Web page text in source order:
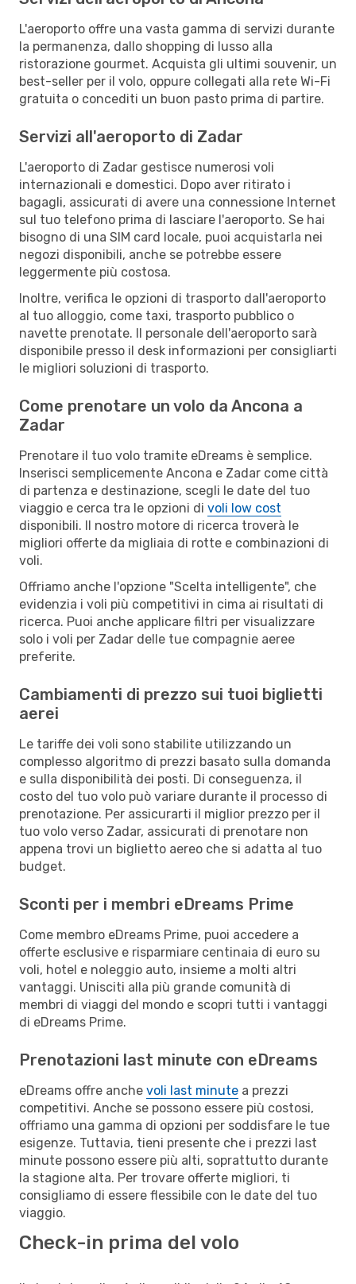
L'aeroporto offre una vasta gamma di servizi durante
la permanenza, dallo shopping di lusso alla
ristorazione gourmet. Acquista gli ultimi souvenir, un
best-seller per il volo, oppure collegati alla rete Wi-Fi
gratuita o concediti un buon pasto prima di partire.
Servizi all'aeroporto di Zadar
L'aeroporto di Zadar gestisce numerosi voli
internazionali e domestici. Dopo aver ritirato i
bagagli, assicurati di avere una connessione Internet
sul tuo telefono prima di lasciare l'aeroporto. Se hai
bisogno di una SIM card locale, puoi acquistarla nei
negozi disponibili, anche se potrebbe essere
leggermente più costosa.
Inoltre, verifica le opzioni di trasporto dall'aeroporto
al tuo alloggio, come taxi, trasporto pubblico o
navette prenotate. Il personale dell'aeroporto sarà
disponibile presso il desk informazioni per consigliarti
le migliori soluzioni di trasporto.
Come prenotare un volo da Ancona a
Zadar
Prenotare il tuo volo tramite eDreams è semplice.
Inserisci semplicemente Ancona e Zadar come città
di partenza e destinazione, scegli le date del tuo
viaggio e cerca tra le opzioni di voli low cost
disponibili. Il nostro motore di ricerca troverà le
migliori offerte da migliaia di rotte e combinazioni di
voli.
Offriamo anche l'opzione "Scelta intelligente", che
evidenzia i voli più competitivi in cima ai risultati di
ricerca. Puoi anche applicare filtri per visualizzare
solo i voli per Zadar delle tue compagnie aeree
preferite.
Cambiamenti di prezzo sui tuoi biglietti
aerei
Le tariffe dei voli sono stabilite utilizzando un
complesso algoritmo di prezzi basato sulla domanda
e sulla disponibilità dei posti. Di conseguenza, il
costo del tuo volo può variare durante il processo di
prenotazione. Per assicurarti il miglior prezzo per il
tuo volo verso Zadar, assicurati di prenotare non
appena trovi un biglietto aereo che si adatta al tuo
budget.
Sconti per i membri eDreams Prime
Come membro eDreams Prime, puoi accedere a
offerte esclusive e risparmiare centinaia di euro su
voli, hotel e noleggio auto, insieme a molti altri
vantaggi. Unisciti alla più grande comunità di
membri di viaggi del mondo e scopri tutti i vantaggi
di eDreams Prime.
Prenotazioni last minute con eDreams
eDreams offre anche voli last minute a prezzi
competitivi. Anche se possono essere più costosi,
offriamo una gamma di opzioni per soddisfare le tue
esigenze. Tuttavia, tieni presente che i prezzi last
minute possono essere più alti, soprattutto durante
la stagione alta. Per trovare offerte migliori, ti
consigliamo di essere flessibile con le date del tuo
viaggio.
Check-in prima del volo